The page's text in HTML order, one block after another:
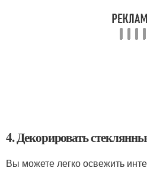
4. Декорировать
Вы можете легко освежить